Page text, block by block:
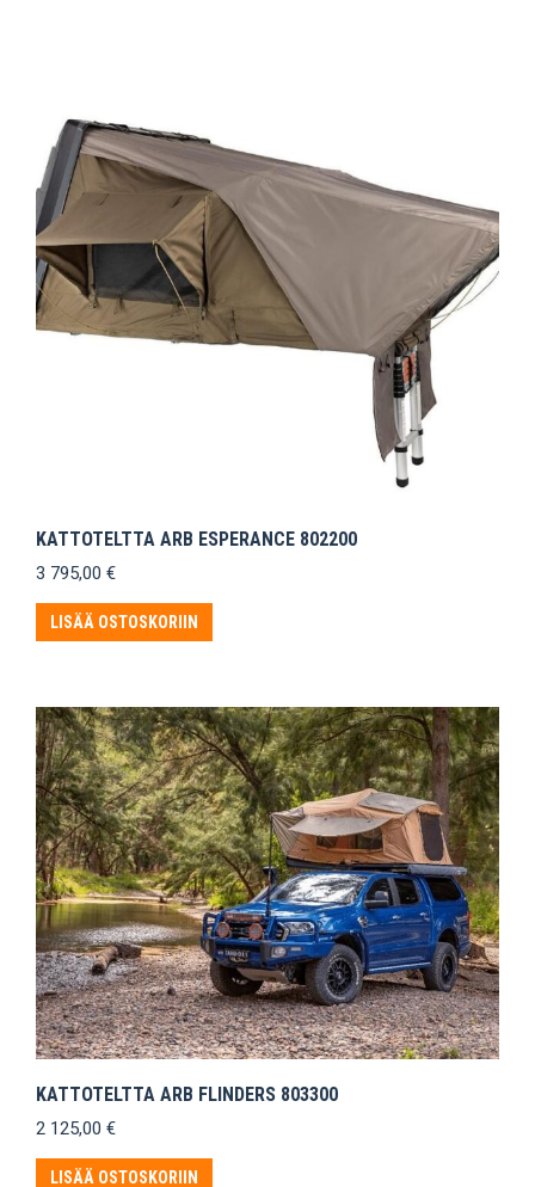
KATTOTELTTA ARB ESPERANCE 802200
3 795,00 €
LISÄÄ OSTOSKORIIN
KATTOTELTTA ARB FLINDERS 803300
2 125,00 €
LISÄÄ OSTOSKORIIN